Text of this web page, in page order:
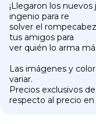
¡Llegaron los
ingenio para re
solver el
tus amigos para
ver quién lo arma
Las imágenes y
variar.
Precios exclusivos
respecto al precio en